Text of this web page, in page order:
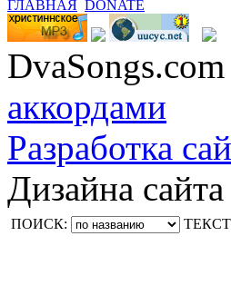
ГЛАВНАЯ DONATE
аккордами
Разработка
Дизайна
ПОИСК: